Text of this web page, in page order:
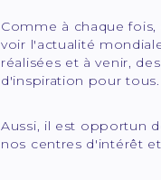
Comme à chaque
voir l'actualité
réalisées et à venir,
d'inspiration pour tous.
Aussi, il est opportun
nos centres d'intérêt